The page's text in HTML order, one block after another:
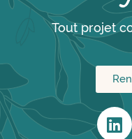
Tout projet